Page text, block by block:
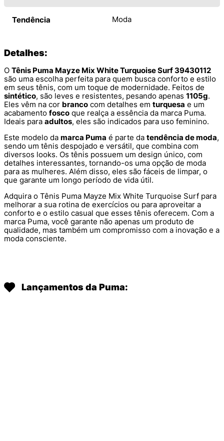
Tendência Moda
Detalhes:
O Tênis Puma Mayze Mix White Turquoise Surf 39430112
são uma escolha perfeita para quem busca conforto e estilo
em seus tênis, com um toque de modernidade. Feitos de
sintético, são leves e resistentes, pesando apenas 1105g.
Eles vêm na cor branco com detalhes em turquesa e um
acabamento fosco que realça a essência da marca Puma.
Ideais para adultos, eles são indicados para uso feminino.
Este modelo da marca Puma é parte da tendência de moda,
sendo um tênis despojado e versátil, que combina com
diversos looks. Os tênis possuem um design único, com
detalhes interessantes, tornando-os uma opção de moda
para as mulheres. Além disso, eles são fáceis de limpar, o
que garante um longo período de vida útil.
Adquira o Tênis Puma Mayze Mix White Turquoise Surf para
melhorar a sua rotina de exercícios ou para aproveitar a
conforto e o estilo casual que esses tênis oferecem. Com a
marca Puma, você garante não apenas um produto de
qualidade, mas também um compromisso com a inovação e a
moda consciente.
Lançamentos da Puma: